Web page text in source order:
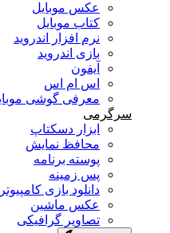
عکس موبایل
کتاب موبایل
نرم افزار اندروید
بازی اندروید
آیفون
اس ام اس
معرفی گوشی
سرگرمی
ابزار دسکتاپ
محافظ نمایش
پوسته برنامه
پس زمینه
دانلود بازی کامپیوتر
عکس ماشین
تصاویر گرافیکی